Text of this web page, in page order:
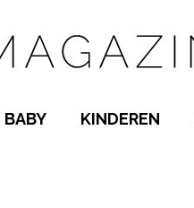
BABY KINDEREN